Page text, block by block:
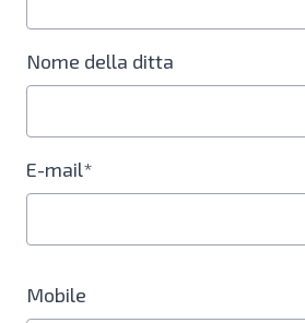
Nome della ditta
E-mail*
Mobile